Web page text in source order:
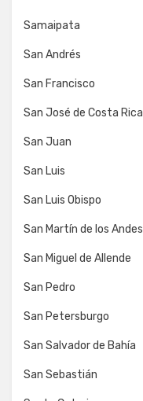
Samaipata
San Andrés
San Francisco
San José de Costa Rica
San Juan
San Luis
San Luis Obispo
San Martín de los Andes
San Miguel de Allende
San Pedro
San Petersburgo
San Salvador de Bahía
San Sebastián